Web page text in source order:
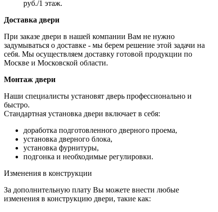
руб./1 этаж.
Доставка двери
При заказе двери в нашей компании Вам не нужно
задумываться о доставке - мы берем решение этой задачи на
себя. Мы осуществляем доставку готовой продукции по
Москве и Московской области.
Монтаж двери
Наши специалисты установят дверь профессионально и
быстро.
Стандартная установка двери включает в себя:
доработка подготовленного дверного проема,
установка дверного блока,
установка фурнитуры,
подгонка и необходимые регулировки.
Изменения в конструкции
За дополнительную плату Вы можете внести любые
изменения в конструкцию двери, такие как: